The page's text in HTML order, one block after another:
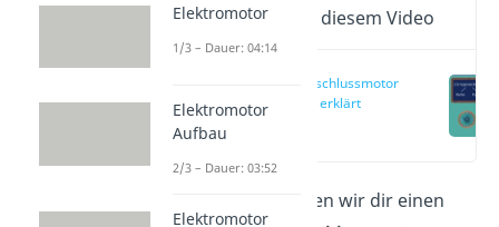
Wichtige Inhalte in diesem Video
Doppelschlussmotor
einfach erklärt
In diesem Artikel geben wir dir einen
Elektromotor
1/3 – Dauer: 04:14
Elektromotor
Aufbau
2/3 – Dauer: 03:52
Elektromotor